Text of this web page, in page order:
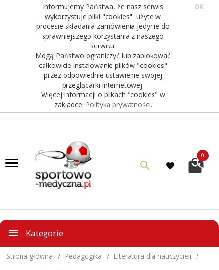
Informujemy Państwa, że nasz serwis
wykorzystuje pliki "cookies" użyte w
procesie składania zamówienia jedynie do
sprawniejszego korzystania z naszego
serwisu.
Mogą Państwo ograniczyć lub zablokować
całkowicie instalowanie plików "cookies"
przez odpowiednie ustawienie swojej
przeglądarki internetowej.
Więcej informacji o plikach "cookies" w
zakładce: Polityka prywatności.
OK
0
Kategorie
Strona główna Pedagogika Literatura dla nauczycieli